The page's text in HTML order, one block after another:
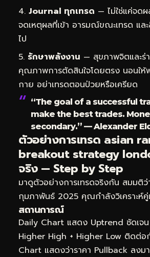
Journal ทุกเทรด — ไม่ใช่แค่จด
จดเหตุผลที่เข้า อารมณ์ขณะเทรด แล
ไป
รักษาพลังงาน — สุขภาพจิตและร่
คุณภาพการตัดสินใจโดยตรง นอนใ
กาย อย่าเทรดตอนป่วยหรือเครียด
“The goal of a successful
make the best trades.
secondary.” — Alexander
ตัวอย่างการเทรด asian
breakout strategy
จริง — Step by Step
มาดูตัวอย่างการเทรดจริงกัน สมมติว่
กุมภาพันธ์ 2025 คุณกำลังวิเคราะห์คู่
สถานการณ์
Daily Chart แสดง Uptrend ชัดเจ
Higher High + Higher Low ติดต่อ
Chart แสดงว่าราคา Pullback ลงม